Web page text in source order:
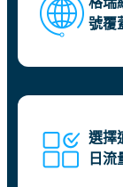
號覆
選擇
日流